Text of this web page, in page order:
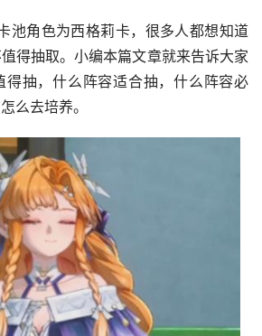
池角色为西格莉卡，很多人都想知道
得抽取。小编本篇文章就来告诉大家
得抽，什么阵容适合抽，什么阵容必
么去培养。